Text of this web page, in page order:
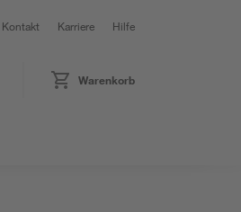
Kontakt Karriere Hilfe
Warenkorb